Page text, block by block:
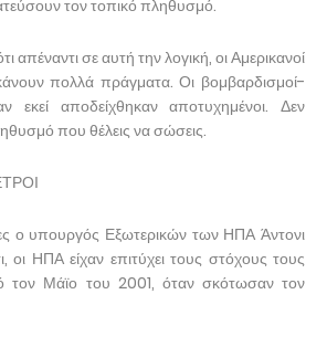
τον τοπικό πληθυσμό.
απέναντι σε αυτή την λογική, οι Αμερικανοί
πολλά πράγματα. Οι βομβαρδισμοί-
εκεί αποδείχθηκαν αποτυχημένοι. Δεν
που θέλεις να σώσεις.
ο υπουργός Εξωτερικών των ΗΠΑ Άντονι
οι ΗΠΑ είχαν επιτύχει τους στόχους τους
τον Μάϊο του 2001, όταν σκότωσαν τον